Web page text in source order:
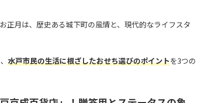
正月は、歴史ある城下町の風情と、現代的なライフスタ
水戸市民の生活に根ざしたおせち選びのポイントを3つの